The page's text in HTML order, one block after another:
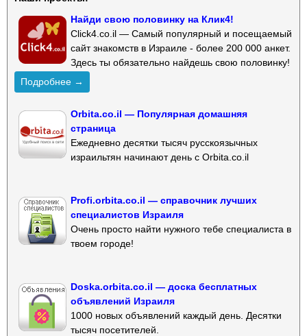
Найди свою половинку на Клик4!
Click4.co.il — Самый популярный и посещаемый
сайт знакомств в Израиле - более 200 000 анкет.
Здесь ты обязательно найдешь свою половинку!
Подробнее →
Orbita.co.il — Популярная домашняя
страница
Ежедневно десятки тысяч русскоязычных
израильтян начинают день с Orbita.co.il
Profi.orbita.co.il — справочник лучших
специалистов Израиля
Очень просто найти нужного тебе специалиста в
твоем городе!
Doska.orbita.co.il — доска бесплатных
объявлений Израиля
1000 новых объявлений каждый день. Десятки
тысяч посетителей.